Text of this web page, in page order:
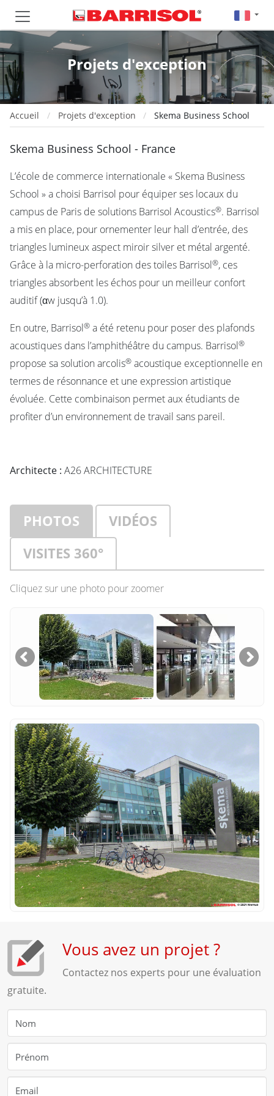
Projets d'exception
Accueil Projets d'exception Skema Business School
Skema Business School - France
L’école de commerce internationale « Skema Business
School » a choisi Barrisol pour équiper ses locaux du
campus de Paris de solutions Barrisol Acoustics®. Barrisol
a mis en place, pour ornementer leur hall d’entrée, des
triangles lumineux aspect miroir silver et métal argenté.
Grâce à la micro-perforation des toiles Barrisol®, ces
triangles absorbent les échos pour un meilleur confort
auditif (αw jusqu’à 1.0).
En outre, Barrisol® a été retenu pour poser des plafonds
acoustiques dans l’amphithéâtre du campus. Barrisol®
propose sa solution arcolis® acoustique exceptionnelle en
termes de résonnance et une expression artistique
évoluée. Cette combinaison permet aux étudiants de
profiter d’un environnement de travail sans pareil.
Architecte : A26 ARCHITECTURE
PHOTOS
VIDÉOS
VISITES 360°
Cliquez sur une photo pour zoomer
Vous avez un projet ?
Contactez nos experts pour une évaluation
gratuite.